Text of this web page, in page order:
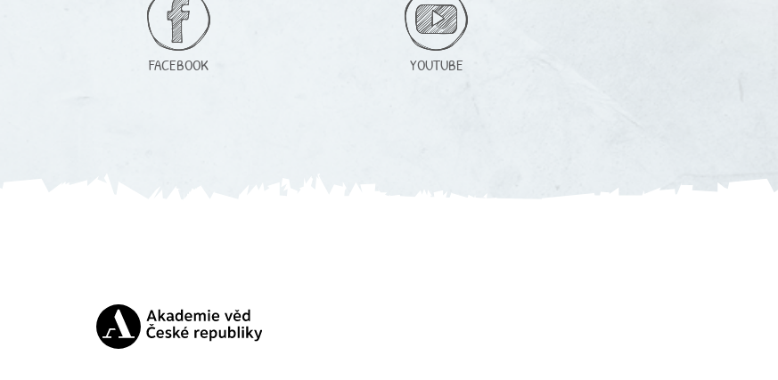
FACEBOOK YOUTUBE